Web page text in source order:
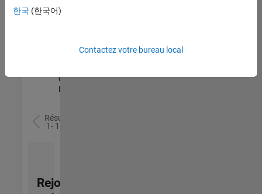
Senior Software Quality Engineer
Senior
Engineer
qualité |
Expérimenté(e)
Résultats
1- 1 de
Rejoignez
한국 (한국어)
Contactez votre bureau local